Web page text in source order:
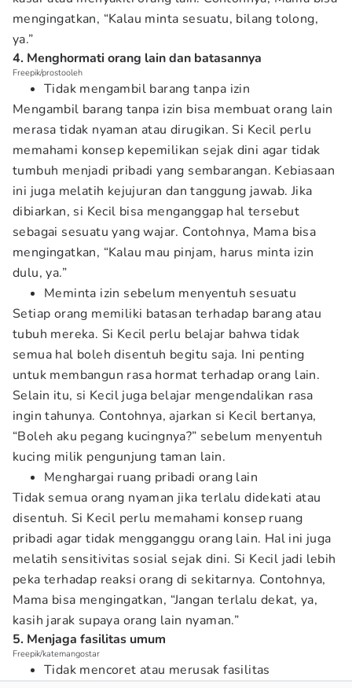
mengingatkan, “Kalau minta sesuatu, bilang tolong,
ya.”
4. Menghormati orang lain dan batasannya
Freepik/prostooleh
Tidak mengambil barang tanpa izin
Mengambil barang tanpa izin bisa membuat orang lain
merasa tidak nyaman atau dirugikan. Si Kecil perlu
memahami konsep kepemilikan sejak dini agar tidak
tumbuh menjadi pribadi yang sembarangan. Kebiasaan
ini juga melatih kejujuran dan tanggung jawab. Jika
dibiarkan, si Kecil bisa menganggap hal tersebut
sebagai sesuatu yang wajar. Contohnya, Mama bisa
mengingatkan, “Kalau mau pinjam, harus minta izin
dulu, ya.”
Meminta izin sebelum menyentuh sesuatu
Setiap orang memiliki batasan terhadap barang atau
tubuh mereka. Si Kecil perlu belajar bahwa tidak
semua hal boleh disentuh begitu saja. Ini penting
untuk membangun rasa hormat terhadap orang lain.
Selain itu, si Kecil juga belajar mengendalikan rasa
ingin tahunya. Contohnya, ajarkan si Kecil bertanya,
“Boleh aku pegang kucingnya?” sebelum menyentuh
kucing milik pengunjung taman lain.
Menghargai ruang pribadi orang lain
Tidak semua orang nyaman jika terlalu didekati atau
disentuh. Si Kecil perlu memahami konsep ruang
pribadi agar tidak mengganggu orang lain. Hal ini juga
melatih sensitivitas sosial sejak dini. Si Kecil jadi lebih
peka terhadap reaksi orang di sekitarnya. Contohnya,
Mama bisa mengingatkan, “Jangan terlalu dekat, ya,
kasih jarak supaya orang lain nyaman.”
5. Menjaga fasilitas umum
Freepik/katemangostar
Tidak mencoret atau merusak fasilitas